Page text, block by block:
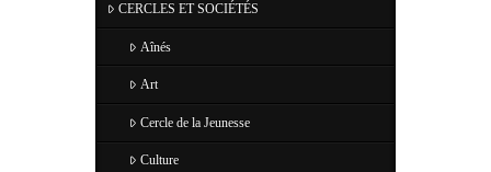
CERCLES ET SOCIÉTÉS
Aînés
Art
Cercle de la Jeunesse
Culture